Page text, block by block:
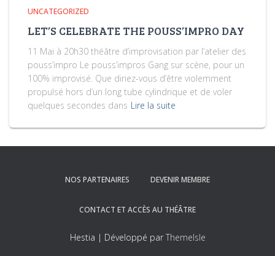
UNCATEGORIZED
LET’S CELEBRATE THE POUSS’IMPRO DAY
11 Mai à 20h30 théâtre d’improvisation par l’atelier des
pouss’impro Le pouss’impros Gang sur scène, pour un
100% improvisé. Que diriez-vous d’être violemment
propulsé hors d’un long tube cylindrique et de voler
quelques secondes dans Lire la suite
NOS PARTENAIRES DEVENIR MEMBRE
CONTACT ET ACCÈS AU THÉÂTRE
Hestia | Développé par ThemeIsle